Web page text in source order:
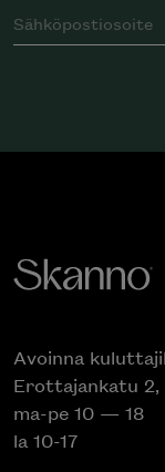
Avoinna
Erottajankatu 2,
ma-pe 10 — 18
la 10-17